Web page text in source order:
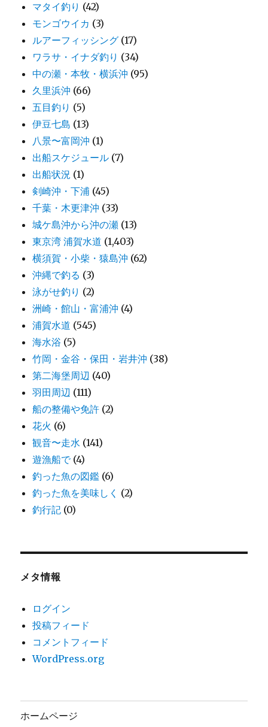
マタイ釣り (42)
モンゴウイカ (3)
ルアーフィッシング (17)
ワラサ・イナダ釣り (34)
中の瀬・本牧・横浜沖 (95)
久里浜沖 (66)
五目釣り (5)
伊豆七島 (13)
八景〜富岡沖 (1)
出船スケジュール (7)
出船状況 (1)
剣崎沖・下浦 (45)
千葉・木更津沖 (33)
城ケ島沖から沖の瀬 (13)
東京湾 浦賀水道 (1,403)
横須賀・小柴・猿島沖 (62)
沖縄で釣る (3)
泳がせ釣り (2)
洲崎・館山・富浦沖 (4)
浦賀水道 (545)
海水浴 (5)
竹岡・金谷・保田・岩井沖 (38)
第二海堡周辺 (40)
羽田周辺 (111)
船の整備や免許 (2)
花火 (6)
観音〜走水 (141)
遊漁船で(4)
釣った魚の図鑑 (6)
釣った魚を美味しく (2)
釣行記 (0)
メタ情報
ログイン
投稿フィード
コメントフィード
WordPress.org
ホームページ